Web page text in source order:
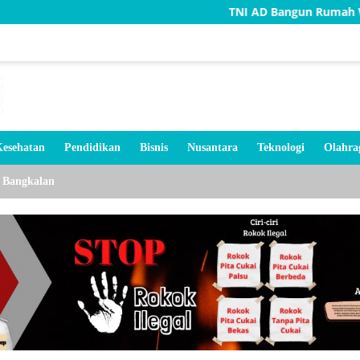
TNI AD Bangun Rumah Warga Tidak
Pendidikan Bisnis Nusantara Teknologi
Bangkalan